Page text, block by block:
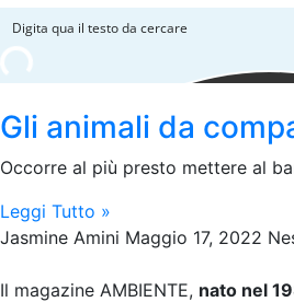
Gli animali da
Occorre al più presto mettere al
Leggi Tutto »
Jasmine Amini Maggio 17, 2022
Il magazine AMBIENTE, nato nel